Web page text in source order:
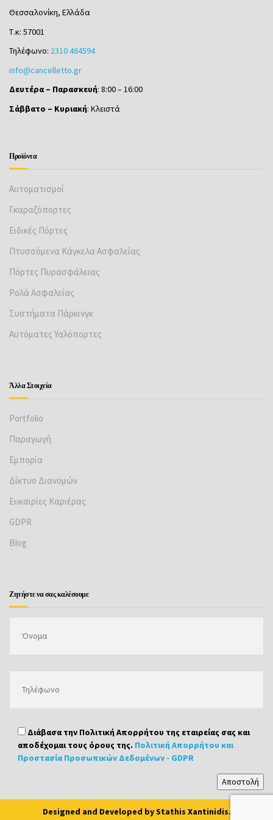
Θεσσαλονίκη, Ελλάδα
Τ.κ: 57001
Τηλέφωνο: 2310 464594
info@cancelletto.gr
Δευτέρα – Παρασκευή: 8:00 – 16:00
Σάββατο – Κυριακή: Κλειστά
Προϊόντα
Αυτοματισμοί
Γκαραζόπορτες
Ειδικές Πόρτες
Πτυσσόμενα Κάγκελα Ασφαλείας
Πόρτες Πυρασφάλειας
Ρολά Ασφαλείας
Συστήματα Πάρκινγκ
Αυτόματες Υαλόπορτες
Άλλα Στοιχεία
Portfolio
Παραγωγή
Εμπορία
Δίκτυο Διανομών
Ευκαιρίες Καριέρας
GDPR
Βlog
Ζητήστε να σας καλέσουμε
Διάβασα την Πολιτική Απορρήτου της εταιρείας σας και
αποδέχομαι τους όρους της. Πολιτική Απορρήτου και
Προστασία Προσωπικών Δεδομένων - GDPR
Designed and Developed byStathis Xantinidis.